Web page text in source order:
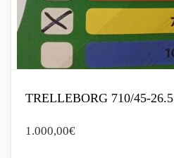
TRELLEBORG 710/45-26.5
1.000,00€